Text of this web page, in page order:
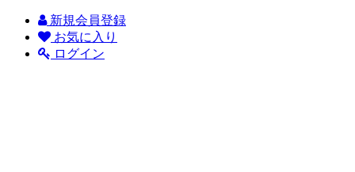
新規会員登録
お気に入り
ログイン